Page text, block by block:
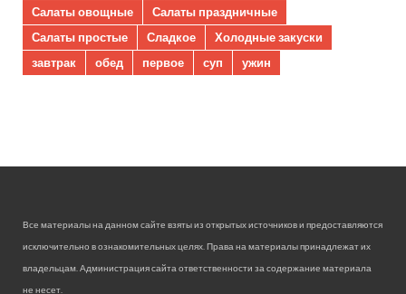
Салаты овощные
Салаты праздничные
Салаты простые
Сладкое
Холодные закуски
завтрак
обед первое суп ужин
Все материалы на данном сайте взяты из открытых источников и предоставляются
исключительно в ознакомительных целях. Права на материалы принадлежат их
владельцам. Администрация сайта ответственности за содержание материала
не несет.